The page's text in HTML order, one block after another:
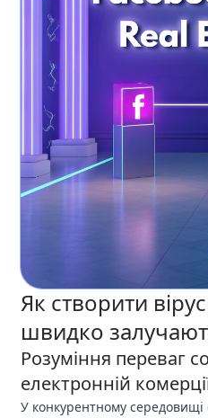
Як створити
швидко
Розуміння переваг
електронній
У конкурентному середовищі